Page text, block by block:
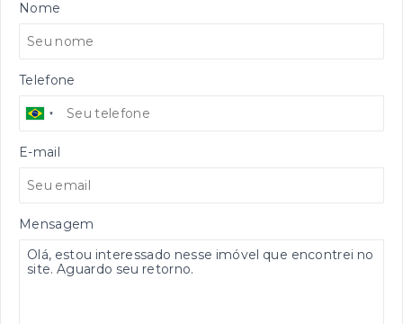
Nome
Telefone
E-mail
Mensagem